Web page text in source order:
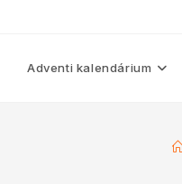
Adventi kalendárium